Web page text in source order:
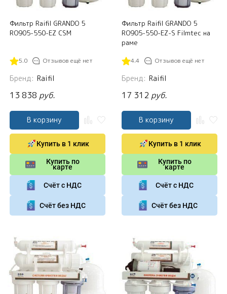
Фильтр Raifil GRANDO 5
RO905-550-EZ CSM
5.0 Отзывов ещё нет
Бренд: Raifil
13 838 руб.
В корзину
Купить в 1 клик
Купить по
карте
Счёт с НДС
Счёт без НДС
Фильтр Raifil GRANDO 5
RO905-550-EZ-S Filmtec на
раме
4.4 Отзывов ещё нет
Бренд: Raifil
17 312 руб.
В корзину
Купить в 1 клик
Купить по
карте
Счёт с НДС
Счёт без НДС